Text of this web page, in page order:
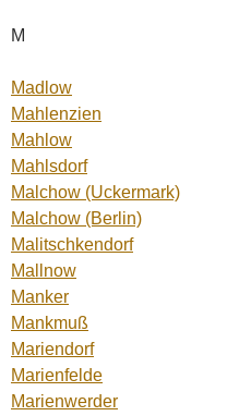
M
Madlow
Mahlenzien
Mahlow
Mahlsdorf
Malchow (Uckermark)
Malchow (Berlin)
Malitschkendorf
Mallnow
Manker
Mankmuß
Mariendorf
Marienfelde
Marienwerder